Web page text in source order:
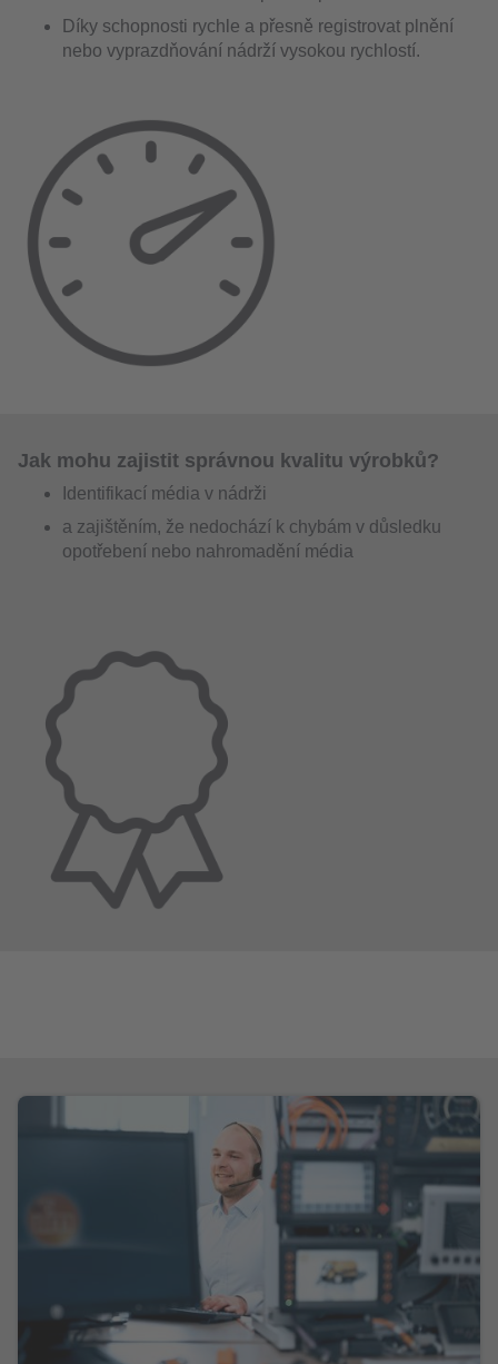
Díky schopnosti rychle a přesně registrovat plnění
nebo vyprazdňování nádrží vysokou rychlostí.
Jak mohu zajistit správnou kvalitu výrobků?
Identifikací média v nádrži
a zajištěním, že nedochází k chybám v důsledku
opotřebení nebo nahromadění média